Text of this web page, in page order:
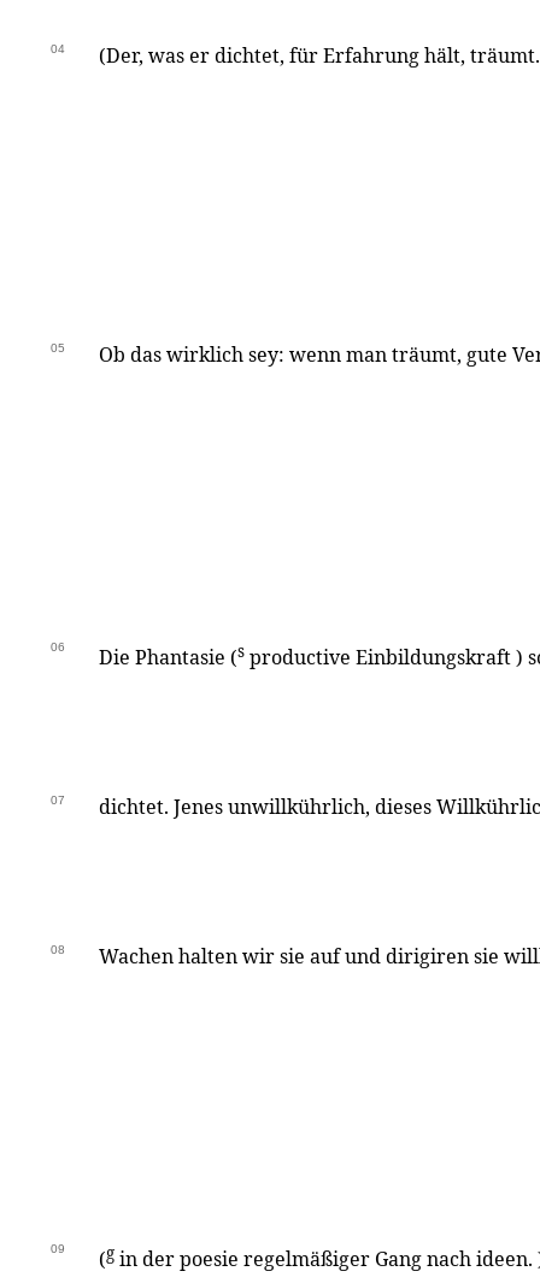
04 (Der, was er dichtet, für Erfahrung hält, träumt.
05 Ob das wirklich sey: wenn man träumt, gute
06 Die Phantasie (s productive Einbildungskraft )
07 dichtet. Jenes unwillkührlich, dieses
08 Wachen halten wir sie auf und dirigiren sie
09 (g in der poesie regelmäßiger Gang nach ideen.